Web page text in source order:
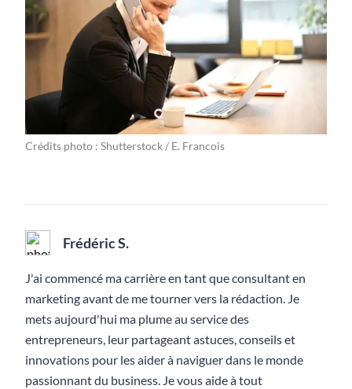
Crédits photo : Shutterstock / E. Francois
Frédéric S.
J'ai commencé ma carrière en tant que consultant en
marketing avant de me tourner vers la rédaction. Je
mets aujourd'hui ma plume au service des
entrepreneurs, leur partageant astuces, conseils et
innovations pour les aider à naviguer dans le monde
passionnant du business. Je vous aide à tout